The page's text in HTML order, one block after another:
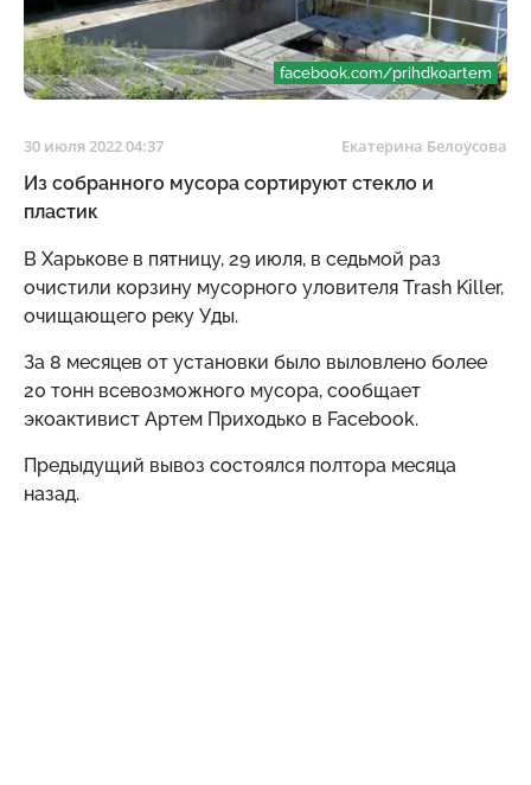
facebook.com/prihdkoartem
30 июля 2022 04:37 Екатерина Белоусова
Из собранного мусора сортируют стекло и
пластик
В Харькове в пятницу, 29 июля, в седьмой раз
очистили корзину мусорного уловителя Trash Killer,
очищающего реку Уды.
За 8 месяцев от установки было выловлено более
20 тонн всевозможного мусора, сообщает
экоактивист Артем Приходько в Facebook.
Предыдущий вывоз состоялся полтора месяца
назад.